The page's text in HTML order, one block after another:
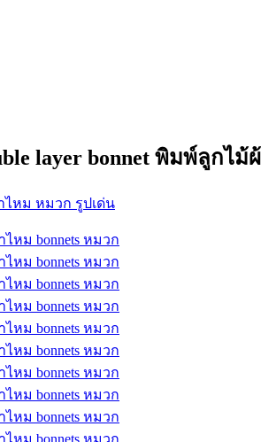
layer bonnet พิมพ์ลูกไม้